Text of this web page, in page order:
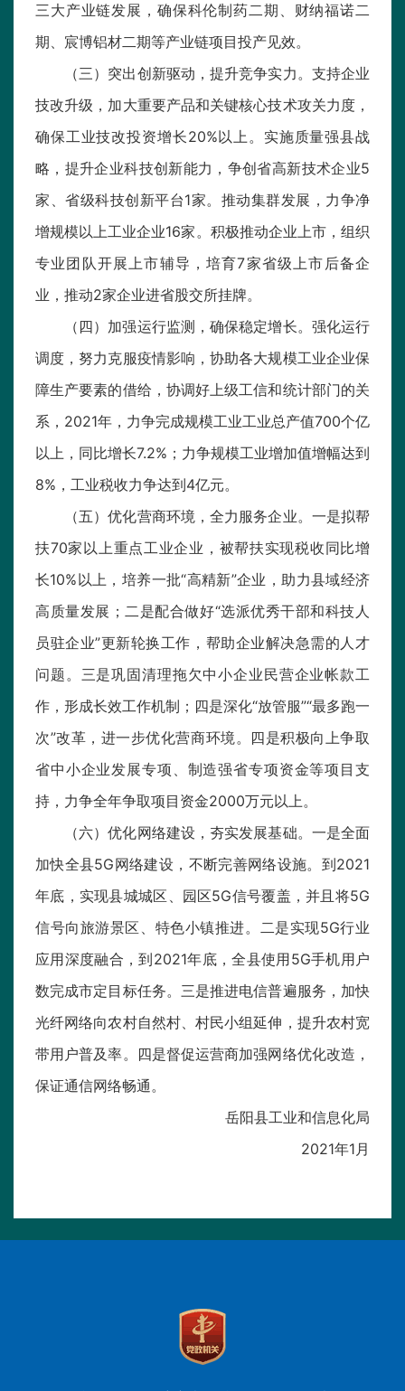
三大产业链发展，确保科伦制药二期、财纳福诺二
期、宸博铝材二期等产业链项目投产见效。
（三）突出创新驱动，提升竞争实力。支持企业
技改升级，加大重要产品和关键核心技术攻关力度，
确保工业技改投资增长20%以上。实施质量强县战
略，提升企业科技创新能力，争创省高新技术企业5
家、省级科技创新平台1家。推动集群发展，力争净
增规模以上工业企业16家。积极推动企业上市，组织
专业团队开展上市辅导，培育7家省级上市后备企
业，推动2家企业进省股交所挂牌。
（四）加强运行监测，确保稳定增长。强化运行
调度，努力克服疫情影响，协助各大规模工业企业保
障生产要素的借给，协调好上级工信和统计部门的关
系，2021年，力争完成规模工业工业总产值700个亿
以上，同比增长7.2%；力争规模工业增加值增幅达到
8%，工业税收力争达到4亿元。
（五）优化营商环境，全力服务企业。一是拟帮
扶70家以上重点工业企业，被帮扶实现税收同比增
长10%以上，培养一批“高精新”企业，助力县域经济
高质量发展；二是配合做好“选派优秀干部和科技人
员驻企业”更新轮换工作，帮助企业解决急需的人才
问题。三是巩固清理拖欠中小企业民营企业帐款工
作，形成长效工作机制；四是深化“放管服”“最多跑一
次”改革，进一步优化营商环境。四是积极向上争取
省中小企业发展专项、制造强省专项资金等项目支
持，力争全年争取项目资金2000万元以上。
（六）优化网络建设，夯实发展基础。一是全面
加快全县5G网络建设，不断完善网络设施。到2021
年底，实现县城城区、园区5G信号覆盖，并且将5G
信号向旅游景区、特色小镇推进。二是实现5G行业
应用深度融合，到2021年底，全县使用5G手机用户
数完成市定目标任务。三是推进电信普遍服务，加快
光纤网络向农村自然村、村民小组延伸，提升农村宽
带用户普及率。四是督促运营商加强网络优化改造，
保证通信网络畅通。
岳阳县工业和信息化局
2021年1月